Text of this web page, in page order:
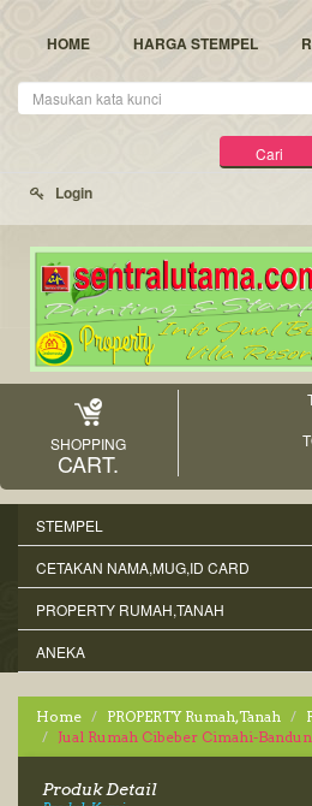
HOME HARGA STEMPEL
Kunci
Cari
Login
SHOPPING
CART.
STEMPEL
CETAKAN NAMA,MUG,ID CARD
PROPERTY RUMAH,TANAH
ANEKA
Home PROPERTY Rumah,Tanah
Jual Rumah Cibeber Cimahi-
Produk Detail